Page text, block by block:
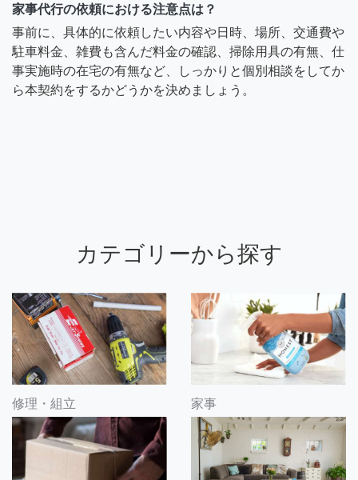
家事代行の依頼における注意点は？
事前に、具体的に依頼したい内容や日時、場所、交通費や
駐車料金、雑費も含んだ料金の確認、掃除用具の有無、仕
事実施時の在宅の有無など、しっかりと個別相談をしてか
ら本契約をするかどうかを決めましょう。
カテゴリーから探す
修理・組立 家事